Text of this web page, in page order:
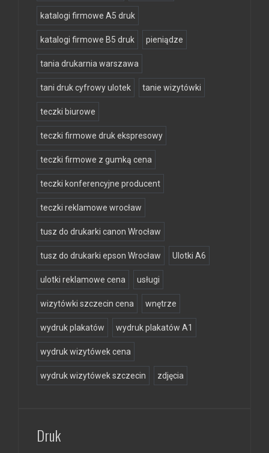
katalogi firmowe A5 druk
katalogi firmowe B5 druk pieniądze
tania drukarnia warszawa
tani druk cyfrowy ulotek tanie wizytówki
teczki biurowe
teczki firmowe druk ekspresowy
teczki firmowe z gumką cena
teczki konferencyjne producent
teczki reklamowe wrocław
tusz do drukarki canon Wrocław
tusz do drukarki epson Wrocław Ulotki A6
ulotki reklamowe cena usługi
wizytówki szczecin cena wnętrze
wydruk plakatów wydruk plakatów A1
wydruk wizytówek cena
wydruk wizytówek szczecin zdjęcia
Druk